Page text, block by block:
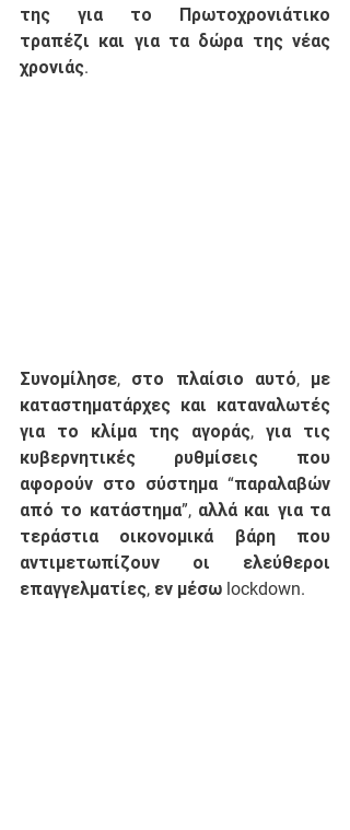
της για το Πρωτοχρονιάτικο
τραπέζι και για τα δώρα της νέας
χρονιάς.
Συνομίλησε, στο πλαίσιο αυτό, με
καταστηματάρχες και καταναλωτές
για το κλίμα της αγοράς, για τις
κυβερνητικές ρυθμίσεις που
αφορούν στο σύστημα “παραλαβών
από το κατάστημα”, αλλά και για τα
τεράστια οικονομικά βάρη που
αντιμετωπίζουν οι ελεύθεροι
επαγγελματίες, εν μέσω lockdown.